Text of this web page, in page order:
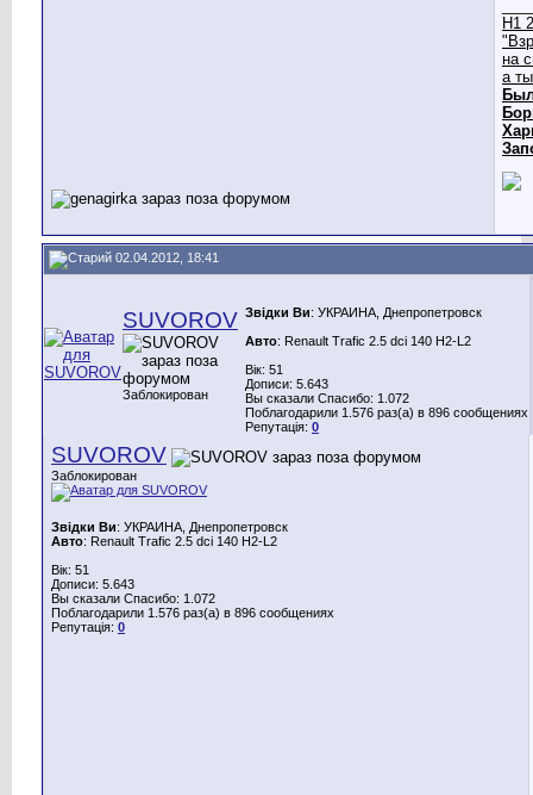
Н1
на
а
02.04.2012, 18:41
SUVOROV
Заблокирован
Звідки Ви: УКРАИНА, Днепропетровск
Авто: Renault Trafic 2.5 dci 140 H2-L2
Вік: 51
Дописи: 5.643
Вы сказали Спасибо: 1.072
Поблагодарили 1.576 раз(а) в 896 сообщениях
Репутація: 0
SUVOROV
Заблокирован
Звідки Ви: УКРАИНА, Днепропетровск
Авто: Renault Trafic 2.5 dci 140 H2-L2
Вік: 51
Дописи: 5.643
Вы сказали Спасибо: 1.072
Поблагодарили 1.576 раз(а) в 896 сообщениях
Репутація: 0